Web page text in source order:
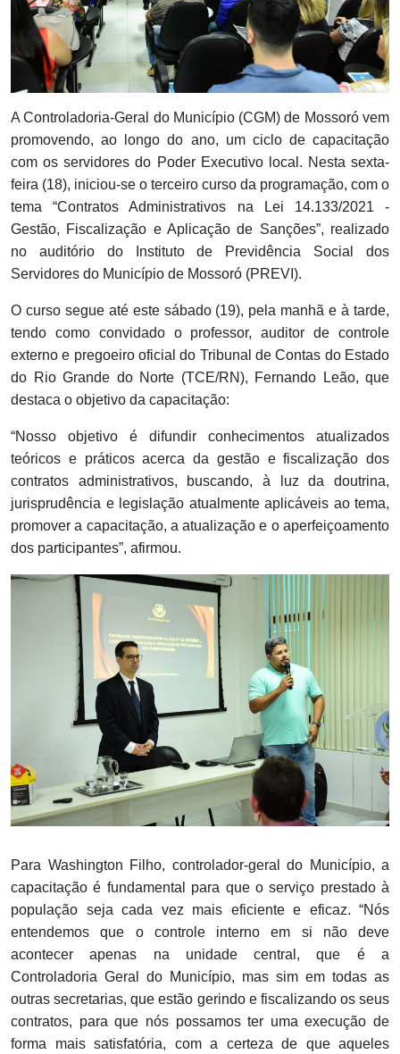
A Controladoria-Geral do Município (CGM) de Mossoró vem
promovendo, ao longo do ano, um ciclo de capacitação
com os servidores do Poder Executivo local. Nesta sexta-
feira (18), iniciou-se o terceiro curso da programação, com o
tema “Contratos Administrativos na Lei 14.133/2021 -
Gestão, Fiscalização e Aplicação de Sanções”, realizado
no auditório do Instituto de Previdência Social dos
Servidores do Município de Mossoró (PREVI).
O curso segue até este sábado (19), pela manhã e à tarde,
tendo como convidado o professor, auditor de controle
externo e pregoeiro oficial do Tribunal de Contas do Estado
do Rio Grande do Norte (TCE/RN), Fernando Leão, que
destaca o objetivo da capacitação:
“Nosso objetivo é difundir conhecimentos atualizados
teóricos e práticos acerca da gestão e fiscalização dos
contratos administrativos, buscando, à luz da doutrina,
jurisprudência e legislação atualmente aplicáveis ao tema,
promover a capacitação, a atualização e o aperfeiçoamento
dos participantes”, afirmou.
Para Washington Filho, controlador-geral do Município, a
capacitação é fundamental para que o serviço prestado à
população seja cada vez mais eficiente e eficaz. “Nós
entendemos que o controle interno em si não deve
acontecer apenas na unidade central, que é a
Controladoria Geral do Município, mas sim em todas as
outras secretarias, que estão gerindo e fiscalizando os seus
contratos, para que nós possamos ter uma execução de
forma mais satisfatória, com a certeza de que aqueles